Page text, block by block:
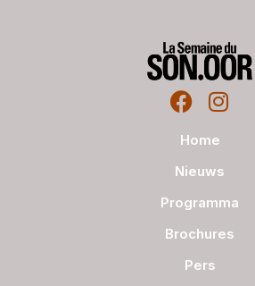
Home
Nieuws
Programma
Brochures
Pers